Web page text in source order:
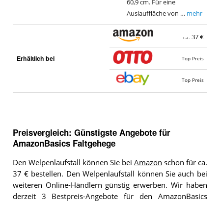
60,9 cm. Für eine
Auslauffläche von … mehr
Erhältlich bei
ca. 37 €
Top Preis
Top Preis
Preisvergleich: Günstigste Angebote für
AmazonBasics Faltgehege
Den Welpenlaufstall können Sie bei Amazon schon für ca.
37 € bestellen. Den Welpenlaufstall können Sie auch bei
weiteren Online-Händlern günstig erwerben. Wir haben
derzeit 3 Bestpreis-Angebote für den AmazonBasics